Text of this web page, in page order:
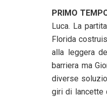
PRIMO
Luca. La
Florida
alla leggera
barriera ma
diverse
giri di lancette